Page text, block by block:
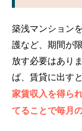
築浅マンション
護など、期間が
放す必要はあり
ば、賃貸に出す
家賃収入を得ら
てることで毎月